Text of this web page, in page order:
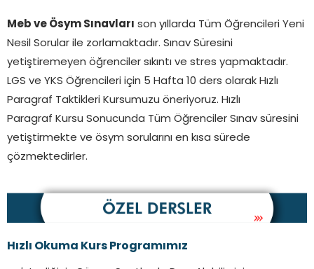
Meb ve Ösym Sınavları son yıllarda Tüm Öğrencileri Yeni
Nesil Sorular ile zorlamaktadır. Sınav Süresini
yetiştiremeyen öğrenciler sıkıntı ve stres yapmaktadır.
LGS ve YKS Öğrencileri için 5 Hafta 10 ders olarak Hızlı
Paragraf Taktikleri Kursumuzu öneriyoruz. Hızlı
Paragraf Kursu Sonucunda Tüm Öğrenciler Sınav süresini
yetiştirmekte ve ösym sorularını en kısa sürede
çözmektedirler.
Hızlı Okuma Kurs Programımız